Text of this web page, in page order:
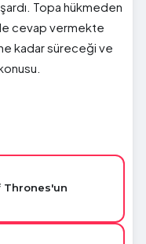
Topa hükmeden
cevap vermekte
kadar süreceği ve
Thrones'un